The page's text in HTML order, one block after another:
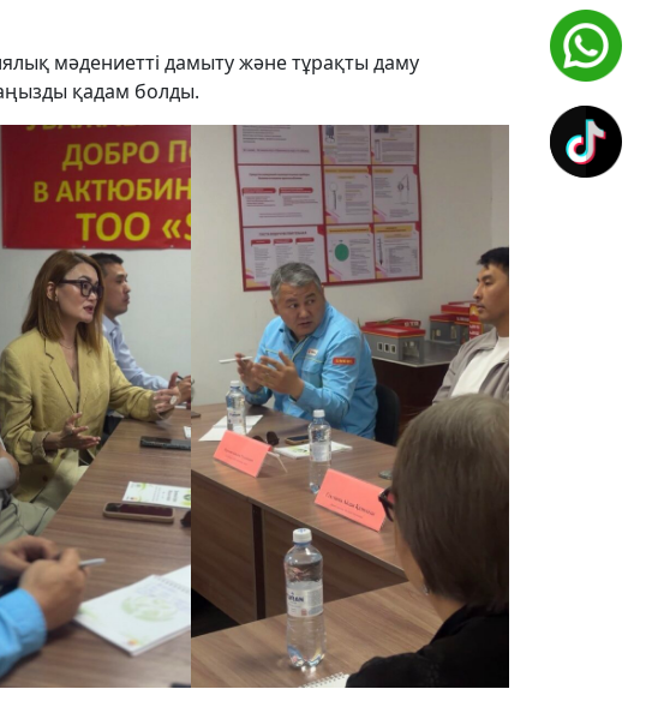
мәдениетті дамыту және тұрақты даму
қадам болды.